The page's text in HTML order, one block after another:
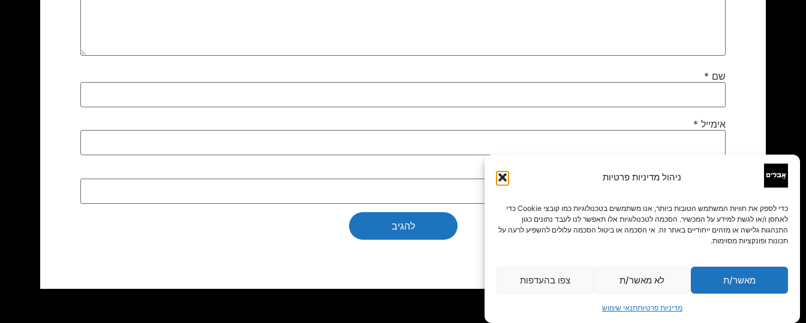
ניהול מדיניות פרטיות
כדי לספק את חוויות המשתמש הטובות ביותר, אנו משתמשים בטכנולוגיות כמו קובצי Cookie כדי
לאחסן ו/או לגשת למידע על המכשיר. הסכמה לטכנולוגיות אלו תאפשר לנו לעבד נתונים כגון
התנהגות גלישה או מזהים ייחודיים באתר זה. אי הסכמה או ביטול הסכמה עלולים להשפיע לרעה על
תכונות ופונקציות מסוימות.
מאשר/ת לא מאשר/ת צפו בהעדפות
מדיניות פרטיותתנאי שימוש
שם *
אימייל *